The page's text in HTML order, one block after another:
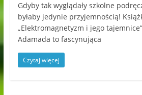
Gdyby tak wyglądały szkolne
byłaby jedynie przyjemnością!
„Elektromagnetyzm i jego
Adamada to fascynująca
Czytaj więcej